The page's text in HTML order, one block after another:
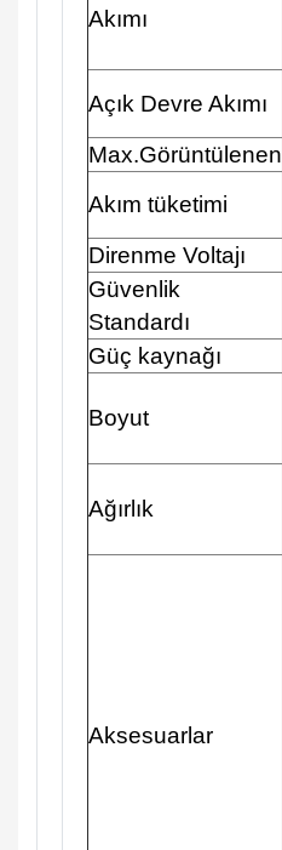
Akımı
Açık Devre Akımı
Max.Görüntülenen
Akım tüketimi
Direnme Voltajı
Güvenlik
Standardı
Güç kaynağı
Boyut
Ağırlık
Aksesuarlar